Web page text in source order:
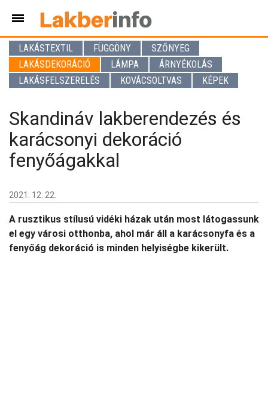
LAKÁSTEXTIL FÜGGÖNY
SZŐNYEG
LAKÁSDEKORÁCIÓ
LÁMPA
ÁRNYÉKOLÁS
LAKÁSFELSZERELÉS
KOVÁCSOLTVAS KÉPEK
Skandináv lakberendezés és
karácsonyi dekoráció
fenyőágakkal
2021. 12. 22.
A rusztikus stílusú vidéki házak után most látogassunk
el egy városi otthonba, ahol már áll a karácsonyfa és a
fenyőág dekoráció is minden helyiségbe kikerült.